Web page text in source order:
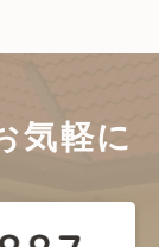
気軽に